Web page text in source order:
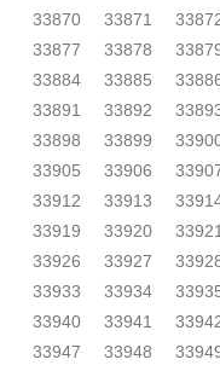
33870
33871
33877
33878
33884
33885
33891
33892
33898
33899
33905
33906
33912
33913
33919
33920 33921
33926
33927
33933
33934
33940
33941
33947
33948